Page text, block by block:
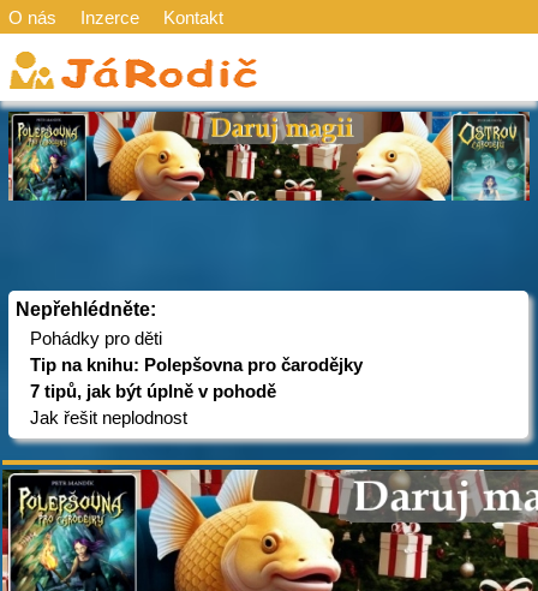
O nás Inzerce Kontakt
Nepřehlédněte:
Pohádky pro děti
Tip na knihu: Polepšovna pro čarodějky
7 tipů, jak být úplně v pohodě
Jak řešit neplodnost